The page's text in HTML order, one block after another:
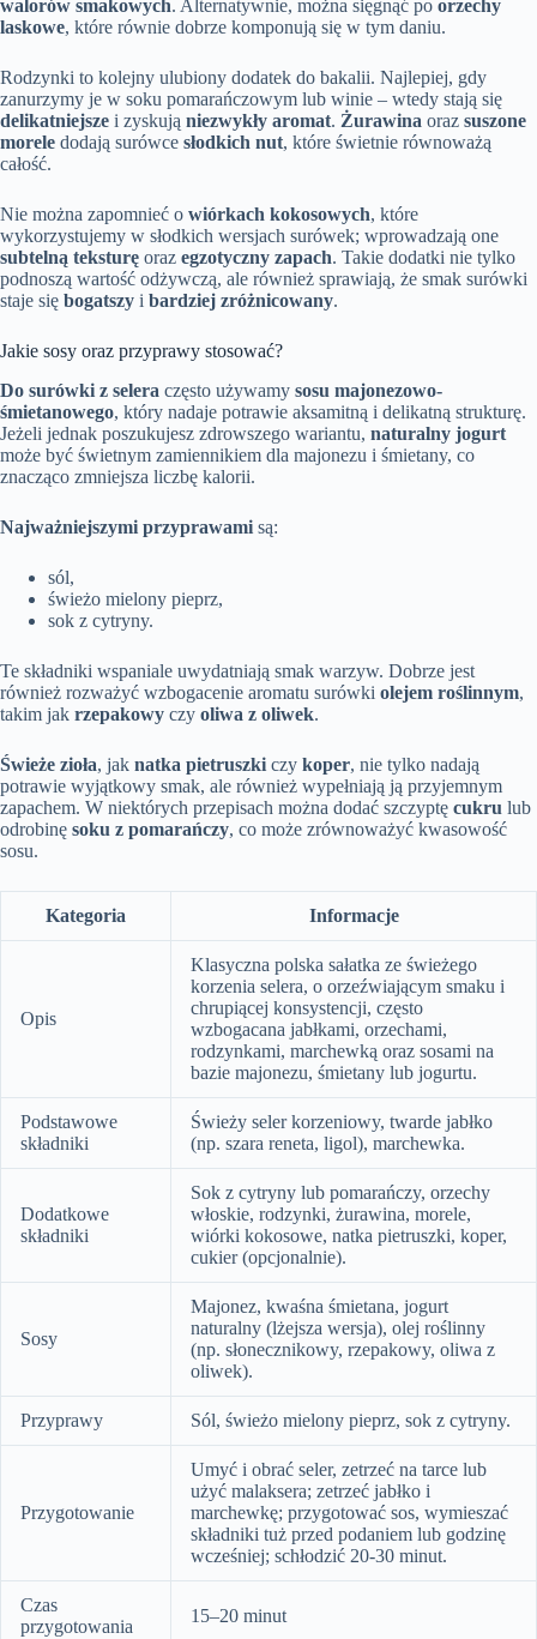
walorów smakowych. Alternatywnie, można sięgnąć po orzechy
laskowe, które równie dobrze komponują się w tym daniu.
Rodzynki to kolejny ulubiony dodatek do bakalii. Najlepiej, gdy
zanurzymy je w soku pomarańczowym lub winie – wtedy stają się
delikatniejsze i zyskują niezwykły aromat. Żurawina oraz suszone
morele dodają surówce słodkich nut, które świetnie równoważą
całość.
Nie można zapomnieć o wiórkach kokosowych, które
wykorzystujemy w słodkich wersjach surówek; wprowadzają one
subtelną teksturę oraz egzotyczny zapach. Takie dodatki nie tylko
podnoszą wartość odżywczą, ale również sprawiają, że smak surówki
staje się bogatszy i bardziej zróżnicowany.
Jakie sosy oraz przyprawy stosować?
Do surówki z selera często używamy sosu majonezowo-
śmietanowego, który nadaje potrawie aksamitną i delikatną strukturę.
Jeżeli jednak poszukujesz zdrowszego wariantu, naturalny jogurt
może być świetnym zamiennikiem dla majonezu i śmietany, co
znacząco zmniejsza liczbę kalorii.
Najważniejszymi przyprawami są:
sól,
świeżo mielony pieprz,
sok z cytryny.
Te składniki wspaniale uwydatniają smak warzyw. Dobrze jest
również rozważyć wzbogacenie aromatu surówki olejem roślinnym,
takim jak rzepakowy czy oliwa z oliwek.
Świeże zioła, jak natka pietruszki czy koper, nie tylko nadają
potrawie wyjątkowy smak, ale również wypełniają ją przyjemnym
zapachem. W niektórych przepisach można dodać szczyptę cukru lub
odrobinę soku z pomarańczy, co może zrównoważyć kwasowość
sosu.
Kategoria Informacje
Opis
Klasyczna polska sałatka ze świeżego
korzenia selera, o orzeźwiającym smaku i
chrupiącej konsystencji, często
wzbogacana jabłkami, orzechami,
rodzynkami, marchewką oraz sosami na
bazie majonezu, śmietany lub jogurtu.
Podstawowe
składniki
Świeży seler korzeniowy, twarde jabłko
(np. szara reneta, ligol), marchewka.
Dodatkowe
składniki
Sok z cytryny lub pomarańczy, orzechy
włoskie, rodzynki, żurawina, morele,
wiórki kokosowe, natka pietruszki, koper,
cukier (opcjonalnie).
Sosy
Majonez, kwaśna śmietana, jogurt
naturalny (lżejsza wersja), olej roślinny
(np. słonecznikowy, rzepakowy, oliwa z
oliwek).
Przyprawy Sól, świeżo mielony pieprz, sok z cytryny.
Przygotowanie
Umyć i obrać seler, zetrzeć na tarce lub
użyć malaksera; zetrzeć jabłko i
marchewkę; przygotować sos, wymieszać
składniki tuż przed podaniem lub godzinę
wcześniej; schłodzić 20-30 minut.
Czas
przygotowania
15–20 minut